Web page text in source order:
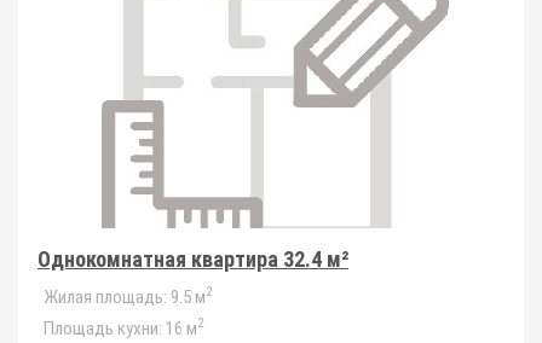
Однокомнатная квартира 32.4 м²
Жилая площадь: 9.5 м2
Площадь кухни: 16 м2